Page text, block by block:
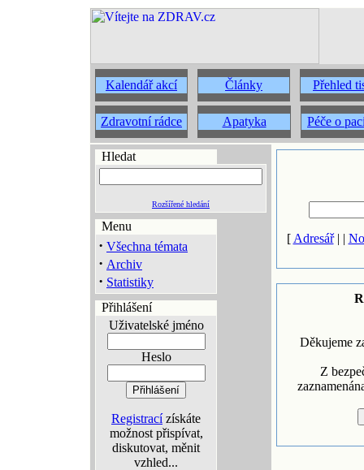
Kalendář akcí Články Přehled
Zdravotní rádce Apatyka Péče o
Hledat
Rozšířené hledání
Menu
· Všechna témata
· Archiv
· Statistiky
Přihlášení
Uživatelské jméno
Heslo
Registracízískáte
možnost přispívat,
diskutovat, měnit
vzhled...
[ Adresář| |
Děkujeme
Z